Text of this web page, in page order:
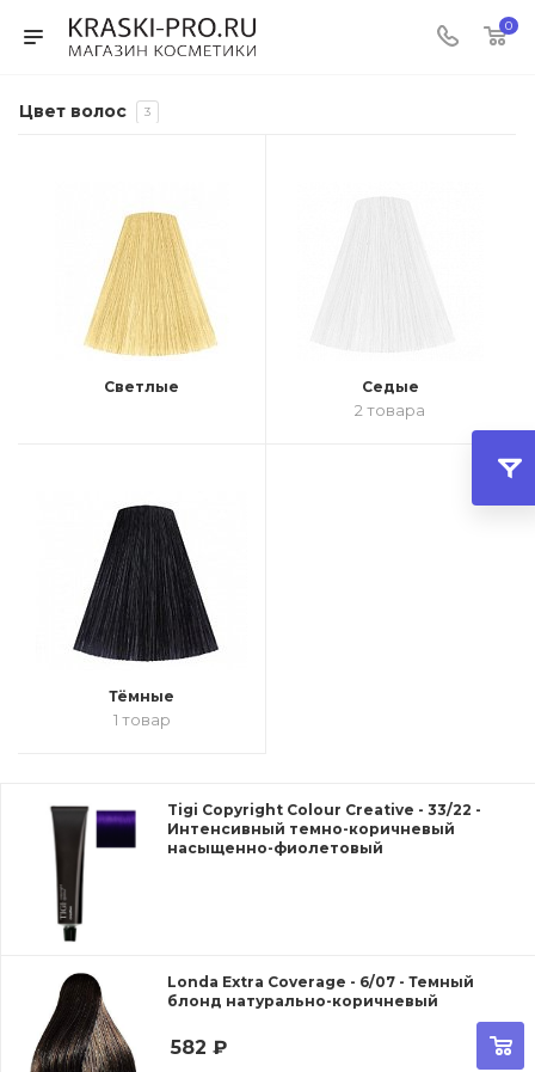
0
Цвет волос 3
Светлые Седые
2 товара
Тёмные
1 товар
Tigi Copyright Сolour Creative - 33/22 -
Интенсивный темно-коричневый
насыщенно-фиолетовый
Londa Extra Coverage - 6/07 - Темный
блонд натурально-коричневый
582 ₽